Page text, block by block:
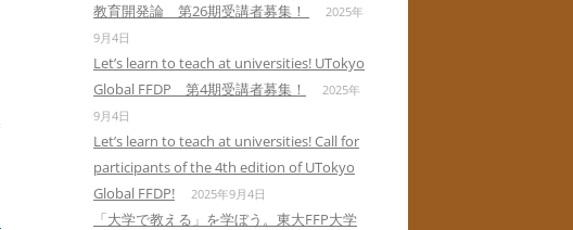
教育開発論 第26期受講者募集！
2025年
9月4日
Let’s learn to teach at universities! UTokyo
Global FFDP 第4期受講者募集！
2025年
9月4日
Let’s learn to teach at universities! Call for
participants of the 4th edition of UTokyo
Global FFDP!
2025年9月4日
「大学で教える」を学ぼう。東大FFP大学